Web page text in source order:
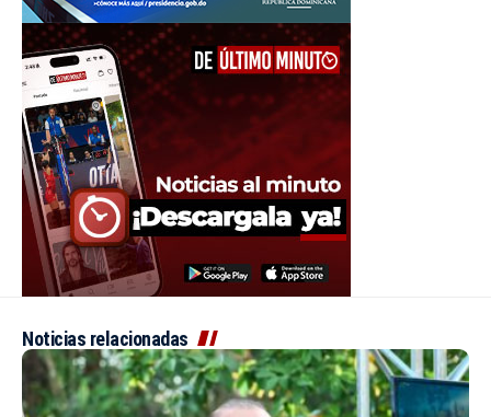
Noticias relacionadas